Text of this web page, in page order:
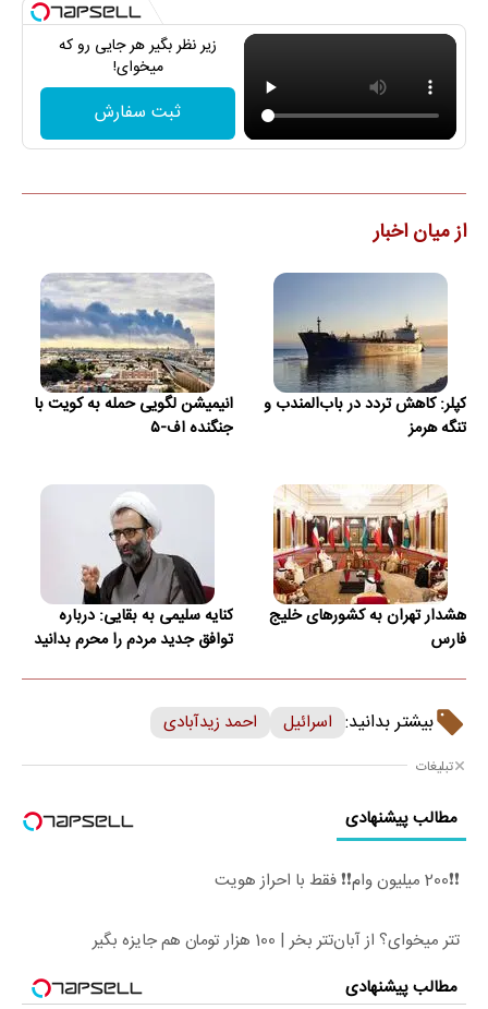
زیر نظر بگیر هر جایی رو که
میخوای!
ثبت سفارش
از میان اخبار
کپلر: کاهش تردد در باب‌المندب و
تنگه هرمز
انیمیشن لگویی حمله به کویت با
جنگنده اف-۵
هشدار تهران به کشورهای خلیج
فارس
کنایه سلیمی به بقایی: درباره
توافق جدید مردم را محرم بدانید
بیشتر بدانید: اسرائیل احمد زیدآبادی
تبلیغات
مطالب پیشنهادی
❗❗200 میلیون وام❗❗ فقط با احراز هویت
تتر میخوای؟ از آبان‌تتر بخر | 100 هزار تومان هم جایزه بگیر
مطالب پیشنهادی